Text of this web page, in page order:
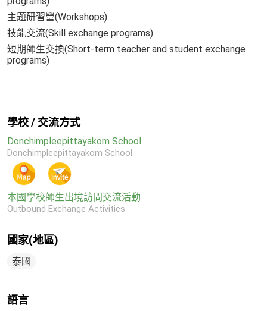
主題研習營(Workshops)
技能交流(Skill exchange programs)
短期師生交換(Short-term teacher and student exchange
programs)
學校 / 交流方式
Donchimpleepittayakom School
Donchimpleepittayakom School
本國學校師生出境訪問交流活動
Outbound Exchange Activities
國家(地區)
泰國
語言